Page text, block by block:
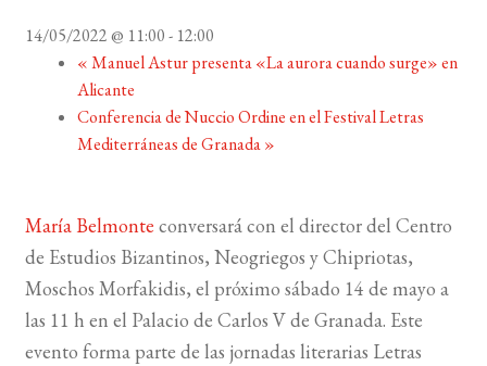
LISTA DE LIBROS
14/05/2022 @ 11:00- 12:00
«Manuel Astur presenta «La aurora cuando surge» en
Alicante
Conferencia de Nuccio Ordine en el Festival Letras
Mediterráneas de Granada»
María Belmonte conversará con el director del Centro
de Estudios Bizantinos, Neogriegos y Chipriotas,
Moschos Morfakidis, el próximo sábado 14 de mayo a
las 11 h en el Palacio de Carlos V de Granada. Este
evento forma parte de las jornadas literarias Letras